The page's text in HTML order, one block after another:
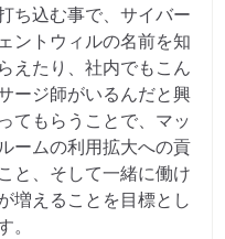
ち込む事で、サイバー
ントウィルの名前を知
えたり、社内でもこん
ージ師がいるんだと興
てもらうことで、マッ
ームの利用拡大への貢
と、そして一緒に働け
増えることを目標とし
。